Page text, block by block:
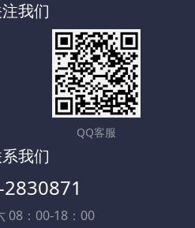
我们
QQ客服
我们
08：00-18：00